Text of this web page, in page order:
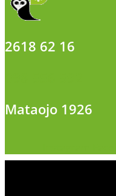
2618 62 16
Mataojo 1926